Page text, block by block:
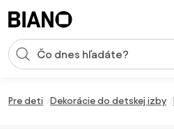
Vstup pre vyhľadávanie
Pre deti Dekorácie do detskej izby